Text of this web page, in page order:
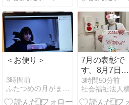
＜お便り＞
3時間前
ふたつめの月がまわってくる
7月の表彰で
す。8月7日か
ら14日まで夏
季休暇となり
ます。
3時間50分前